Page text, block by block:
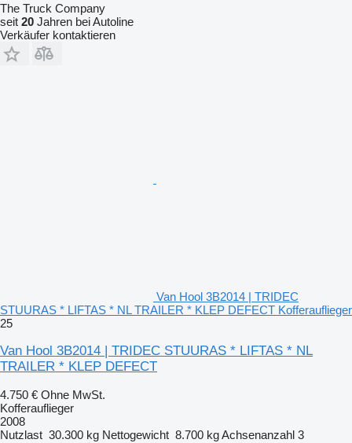
The Truck Company
seit 20 Jahren bei Autoline
Verkäufer kontaktieren
Van Hool 3B2014 | TRIDEC
STUURAS * LIFTAS * NL TRAILER * KLEP DEFECT Kofferauflieger
25
Van Hool 3B2014 | TRIDEC STUURAS * LIFTAS * NL
TRAILER * KLEP DEFECT
4.750 € Ohne MwSt.
Kofferauflieger
2008
Nutzlast 30.300 kg Nettogewicht 8.700 kgAchsenanzahl 3